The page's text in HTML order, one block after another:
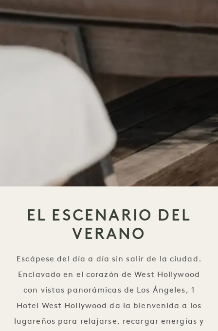
EL ESCENARIO DEL
VERANO
Escápese del día a día sin salir de la ciudad.
Enclavado en el corazón de West Hollywood
con vistas panorámicas de Los Ángeles, 1
Hotel West Hollywood da la bienvenida a los
lugareños para relajarse, recargar energías y